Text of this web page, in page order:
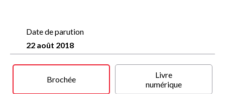
Date de parution
22 août 2018
Brochée
Livre
numérique